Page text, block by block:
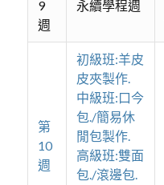
9
週
永續學程週
第
10
週
初級班:羊皮
皮夾製作.
中級班:口今
包./簡易休
閒包製作.
高級班:雙面
包./滾邊包.